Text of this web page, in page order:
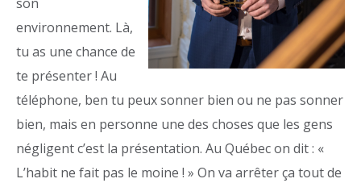
environnement. Là,
tu as une chance de
te présenter ! Au
téléphone, ben tu peux sonner bien ou ne pas sonner
bien, mais en personne une des choses que les gens
négligent c’est la présentation. Au Québec on dit : «
L’habit ne fait pas le moine ! » On va arrêter ça tout de